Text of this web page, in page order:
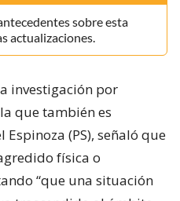
sobre esta
actualizaciones.
investigación por
que también es
(PS), señaló que
física o
“que una situación